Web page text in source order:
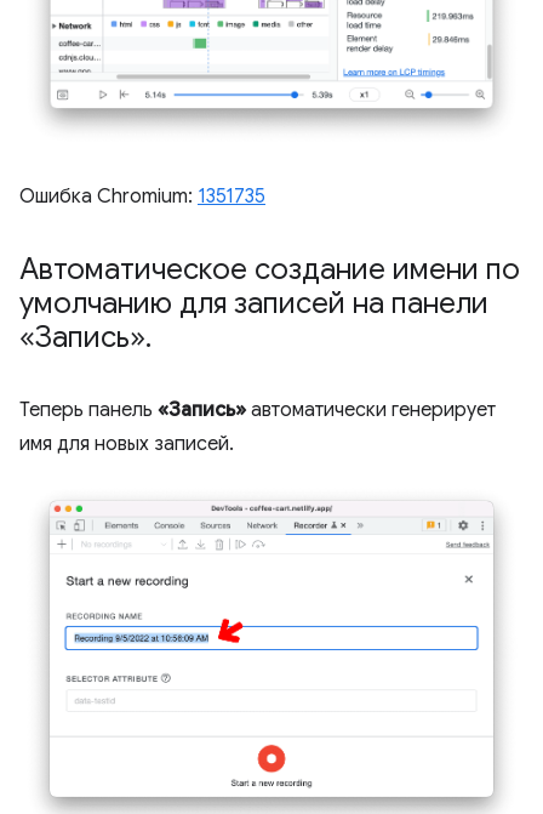
Ошибка Chromium: 1351735
Автоматическое создание имени по
умолчанию для записей на панели
«Запись».
Теперь панель «Запись» автоматически генерирует
имя для новых записей.